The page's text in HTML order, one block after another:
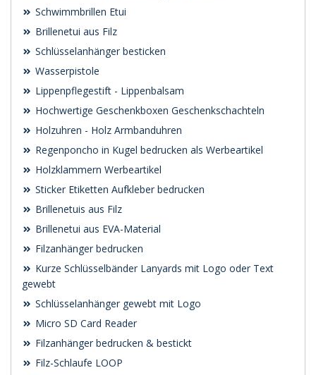
Schwimmbrillen Etui
Brillenetui aus Filz
Schlüsselanhänger besticken
Wasserpistole
Lippenpflegestift - Lippenbalsam
Hochwertige Geschenkboxen Geschenkschachteln
Holzuhren - Holz Armbanduhren
Regenponcho in Kugel bedrucken als Werbeartikel
Holzklammern Werbeartikel
Sticker Etiketten Aufkleber bedrucken
Brillenetuis aus Filz
Brillenetui aus EVA-Material
Filzanhänger bedrucken
Kurze Schlüsselbänder Lanyards mit Logo oder Text
gewebt
Schlüsselanhänger gewebt mit Logo
Micro SD Card Reader
Filzanhänger bedrucken & bestickt
Filz-Schlaufe LOOP